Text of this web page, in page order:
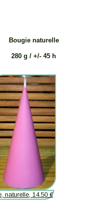
naturelle
g / +/- 45 h